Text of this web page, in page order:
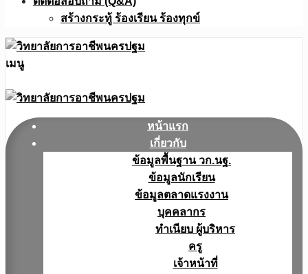
สร้างกระทู้ ร้องเรียน ร้องทุกข์
เมนู
หน้าแรก
เกี่ยวกับ
ข้อมูลพื้นฐาน วก.นฐ.
ข้อมูลนักเรียน
ข้อมูลตลาดแรงงาน
บุคคลากร
ทำเนียบ ผู้บริหาร
ครู
เจ้าหน้าที่